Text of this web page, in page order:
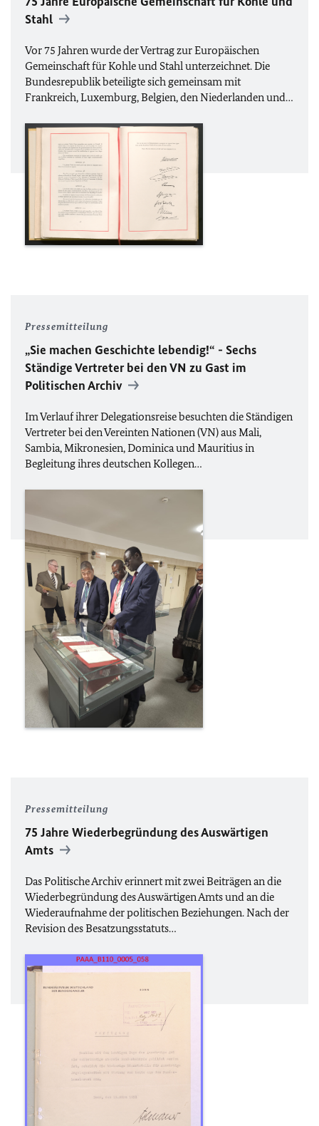
Stahl
Vor 75 Jahren wurde der Vertrag zur Europäischen
Gemeinschaft für Kohle und Stahl unterzeichnet. Die
Bundesrepublik beteiligte sich gemeinsam mit
Frankreich, Luxemburg, Belgien, den Niederlanden und…
Pressemitteilung
„Sie machen Geschichte lebendig!“ - Sechs
Ständige Vertreter bei denVN zu Gast im
Politischen Archiv
Im Verlauf ihrer Delegationsreise besuchten die Ständigen
Vertreter bei den Vereinten Nationen (VN) aus Mali,
Sambia, Mikronesien, Dominica und Mauritius in
Begleitung ihres deutschen Kollegen…
Pressemitteilung
75 Jahre Wiederbegründung des Auswärtigen
Amts
Das Politische Archiv erinnert mit zwei Beiträgen an die
Wiederbegründung des Auswärtigen Amts und an die
Wiederaufnahme der politischen Beziehungen. Nach der
Revision des Besatzungsstatuts…